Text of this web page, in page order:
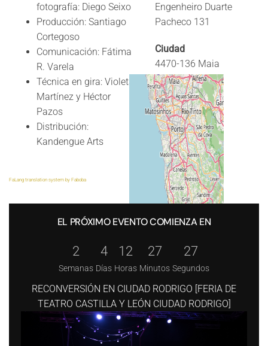
fotografía: Diego Seixo
Producción: Santiago
Cortegoso
Comunicación: Fátima
R. Varela
Técnica en gira: Violeta
Martínez y Héctor
Pazos
Distribución:
Kandengue Arts
−
Engenheiro Duarte
Pacheco 131
Ciudad
4470-136 Maia
Provincia
Porto
País
Portugal
FaLang translation system by Faboba
EL PRÓXIMO EVENTO COMIENZA EN
2
Semanas
4
Días
12
Horas
27
Minutos
26
Segundos
RECONVERSIÓN EN CIUDAD RODRIGO [FERIA DE
TEATRO CASTILLA Y LEÓN CIUDAD RODRIGO]